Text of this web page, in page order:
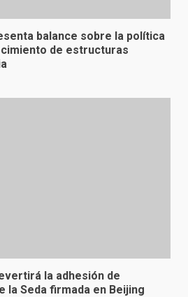
balance sobre la política
de estructuras
la adhesión de
la Seda firmada en Beijing